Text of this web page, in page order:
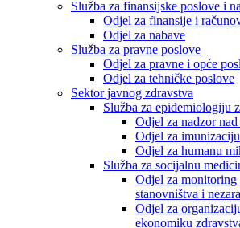
Služba za finansijske poslove i
Odjel za finansije i
Odjel za nabave
Služba za pravne poslove
Odjel za pravne i opće
Odjel za tehničke poslove
Sektor javnog zdravstva
Služba za epidemiologiju
Odjel za nadzor
Odjel za imunizaciju
Odjel za humanu
Služba za socijalnu
Odjel za monitoring
stanovništva i
Odjel za
ekonomiku